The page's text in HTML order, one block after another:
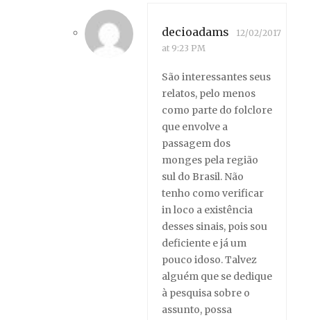
decioadams
12/02/2017
at 9:23 PM
São interessantes seus
relatos, pelo menos
como parte do folclore
que envolve a
passagem dos
monges pela região
sul do Brasil. Não
tenho como verificar
in loco a existência
desses sinais, pois sou
deficiente e já um
pouco idoso. Talvez
alguém que se dedique
à pesquisa sobre o
assunto, possa